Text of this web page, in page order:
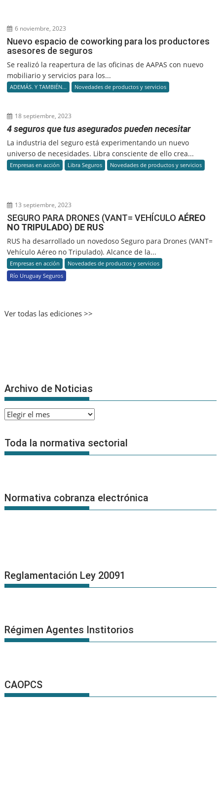
6 noviembre, 2023
Nuevo espacio de coworking para los productores
asesores de seguros
Se realizó la reapertura de las oficinas de AAPAS con nuevo
mobiliario y servicios para los...
ADEMÁS. Y TAMBIÉN... Novedades de productos y servicios
18 septiembre, 2023
4 seguros que tus asegurados pueden necesitar
La industria del seguro está experimentando un nuevo
universo de necesidades. Libra consciente de ello crea...
Empresas en acción Libra Seguros Novedades de productos y servicios
13 septiembre, 2023
SEGURO PARA DRONES (VANT= VEHÍCULOAÉREO
NO TRIPULADO) DE RUS
RUS ha desarrollado un novedoso Seguro para Drones (VANT=
Vehículo Aéreo no Tripulado). Alcance de la...
Empresas en acción
Novedades de productos y servicios
Río Uruguay Seguros
Ver todas las ediciones >>
Archivo de Noticias
Archivo
Noticias
Toda la normativa sectorial
Normativa cobranza electrónica
Reglamentación Ley 20091
Régimen Agentes Institorios
CAOPCS